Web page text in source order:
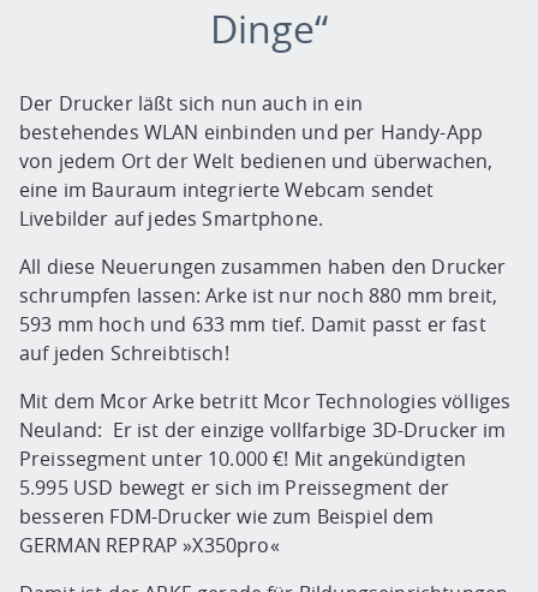
Dinge“
Der Drucker läßt sich nun auch in ein
bestehendes WLAN einbinden und per Handy-App
von jedem Ort der Welt bedienen und überwachen,
eine im Bauraum integrierte Webcam sendet
Livebilder auf jedes Smartphone.
All diese Neuerungen zusammen haben den Drucker
schrumpfen lassen: Arke ist nur noch 880 mm breit,
593 mm hoch und 633 mm tief. Damit passt er fast
auf jeden Schreibtisch!
Mit dem Mcor Arke betritt Mcor Technologies völliges
Neuland: Er ist der einzige vollfarbige 3D-Drucker im
Preissegment unter 10.000 €! Mit angekündigten
5.995 USD bewegt er sich im Preissegment der
besseren FDM-Drucker wie zum Beispiel dem
GERMAN REPRAP »X350pro«